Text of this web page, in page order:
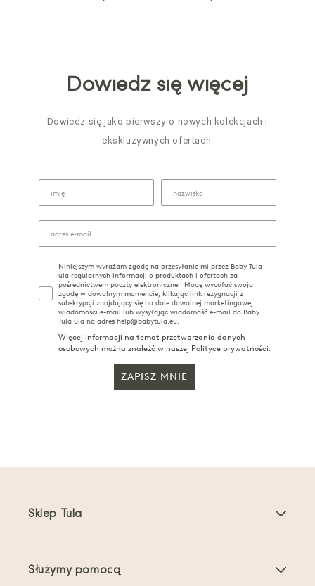
Dowiedz się więcej
Dowiedz się jako pierwszy o nowych kolekcjach i
ekskluzywnych ofertach.
Niniejszym wyrażam zgodę na przesyłanie mi przez Baby Tula
ula regularnych informacji o produktach i ofertach za
pośrednictwem poczty elektronicznej. Mogę wycofać swoją
zgodę w dowolnym momencie, klikając link rezygnacji z
subskrypcji znajdujący się na dole dowolnej marketingowej
wiadomości e-mail lub wysyłając wiadomość e-mail do Baby
Tula ula na adres help@babytula.eu.
Więcej informacji na temat przetwarzania danych
osobowych można znaleźć w naszej Polityce prywatności.
ZAPISZ MNIE
Sklep Tula
Służymy pomocą